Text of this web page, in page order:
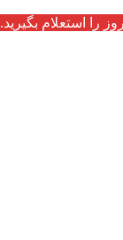
را استعلام بگیرید.